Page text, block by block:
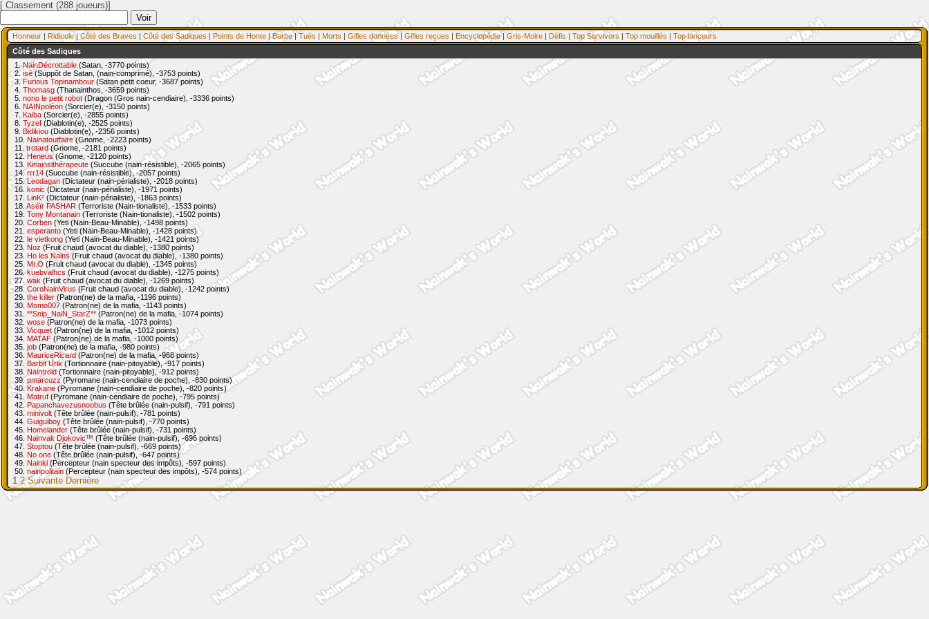
[ Classement (288 joueurs)]
Honneur | Ridicule|Côté des Braves | Côté des Sadiques | Points de Honte |Barbe| Tués | Morts | Gifles données | Gifles reçues | Encyclopédie| Gris-Moire | Défis | Top Survivors | Top mouillés | Top lanceurs
Côté des Sadiques
1. NainDécrottable (Satan, -3770 points)
2.isé(Suppôt de Satan, (nain-comprimé), -3753 points)
3. Furious Topinambour (Satan petit coeur, -3687 points)
4. Thomasg (Thanainthos, -3659 points)
5. nono le petit robot (Dragon (Gros nain-cendiaire), -3336 points)
6. NAINpoléon (Sorcier(e), -3150 points)
7. Kaiba (Sorcier(e), -2855 points)
8. Tyzef (Diablotin(e), -2525 points)
9. Bidikiou (Diablotin(e), -2356 points)
10. Nainatoutfaire(Gnome, -2223 points)
11. trotard (Gnome, -2181 points)
12. Heneus(Gnome, -2120 points)
13. Kinainsithérapeute (Succube (nain-résistible), -2065 points)
14.rrr14 (Succube (nain-résistible), -2057 points)
15.Leodagan (Dictateur (nain-périaliste), -2018 points)
16. konic (Dictateur (nain-périaliste), -1971 points)
17. LinK² (Dictateur (nain-périaliste), -1863 points)
18. Aséïr PASHAR (Terroriste (Nain-tionaliste), -1533 points)
19. Tony Montanain (Terroriste (Nain-tionaliste), -1502 points)
20. Corben (Yeti (Nain-Beau-Minable), -1498 points)
21. esperanto (Yeti (Nain-Beau-Minable), -1428 points)
22. le vietkong (Yeti (Nain-Beau-Minable), -1421 points)
23. Noz (Fruit chaud (avocat du diable), -1380 points)
23. Ho les Nains(Fruit chaud (avocat du diable), -1380 points)
25. Mr.O (Fruit chaud (avocat du diable), -1345 points)
26.kuebvalhcs (Fruit chaud (avocat du diable), -1275 points)
27.wak (Fruit chaud (avocat du diable), -1269 points)
28. CoroNainVirus (Fruit chaud (avocat du diable), -1242 points)
29. the killer (Patron(ne) de la mafia, -1196 points)
30. Momo007 (Patron(ne) de la mafia, -1143 points)
31. **Snip_NaiN_StarZ** (Patron(ne) de la mafia, -1074 points)
32. wose (Patron(ne) de la mafia, -1073 points)
33. Vicquet (Patron(ne) de la mafia, -1012 points)
34. MATAF (Patron(ne) de la mafia, -1000 points)
35. job (Patron(ne) de la mafia, -980 points)
36. MauriceRicard(Patron(ne) de la mafia, -968 points)
37. Barbit Urik(Tortionnaire (nain-pitoyable), -917 points)
38. Naintroid (Tortionnaire (nain-pitoyable), -912 points)
39.pmarcuzz (Pyromane (nain-cendiaire de poche), -830 points)
40.Krakane (Pyromane (nain-cendiaire de poche), -820 points)
41. Matruf (Pyromane (nain-cendiaire de poche), -795 points)
42. Papanchavezusnoobus (Tête brûlée (nain-pulsif), -791 points)
43. minivolt (Tête brûlée (nain-pulsif), -781 points)
44. Guiguiboy (Tête brûlée (nain-pulsif), -770 points)
45. Homelander (Tête brûlée (nain-pulsif), -731 points)
46. Nainvak Djokovic™(Tête brûlée (nain-pulsif), -696 points)
47. Stoptou (Tête brûlée (nain-pulsif), -669 points)
48. No one (Tête brûlée (nain-pulsif), -647 points)
49. Nainki(Percepteur (nain specteur des impôts), -597 points)
50. nainpolitain (Percepteur (nain specteur des impôts), -574 points)
1 2 Suivante Dernière